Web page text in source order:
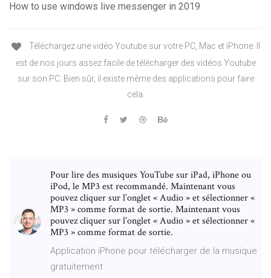
How to use windows live messenger in 2019
Téléchargez une vidéo Youtube sur votre PC, Mac et iPhone. Il
est de nos jours assez facile de télécharger des vidéos Youtube
sur son PC. Bien sûr, il existe même des applications pour faire
cela.
Pour lire des musiques YouTube sur iPad, iPhone ou
iPod, le MP3 est recommandé. Maintenant vous
pouvez cliquer sur l’onglet « Audio » et sélectionner «
MP3 » comme format de sortie. Maintenant vous
pouvez cliquer sur l’onglet « Audio » et sélectionner «
MP3 » comme format de sortie.
Application iPhone pour télécharger de la musique
gratuitement